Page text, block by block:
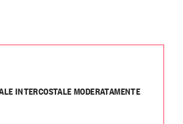
INTERCOSTALE MODERATAMENTE